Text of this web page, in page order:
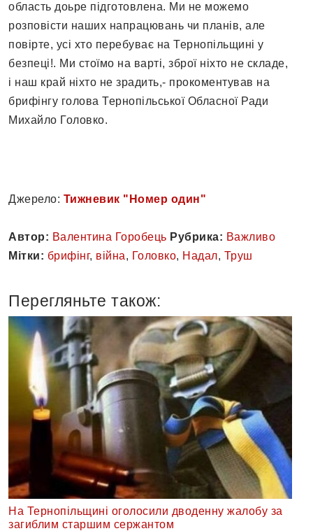
область доьре підготовлена. Ми не можемо
розповісти наших напрацювань чи планів, але
повірте, усі хто перебуває на Тернопільщині у
безпеці!. Ми стоїмо на варті, зброї ніхто не складе,
і наш край ніхто не зрадить,- прокоментував на
брифінгу голова Тернопільської Обласної Ради
Михайло Головко.
Джерело: Тижневик "Номер один"
Автор: Валентина Горобець Рубрика: Важливо
Мітки: брифінг, війна, Головко, Надал, Труш
Перегляньте також:
На Тернопільщині оголосили дводенну жалобу за
загиблим старшим сержантом